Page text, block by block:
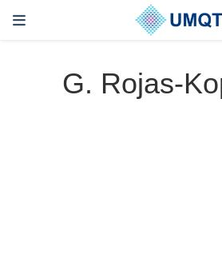
G. Rojas-